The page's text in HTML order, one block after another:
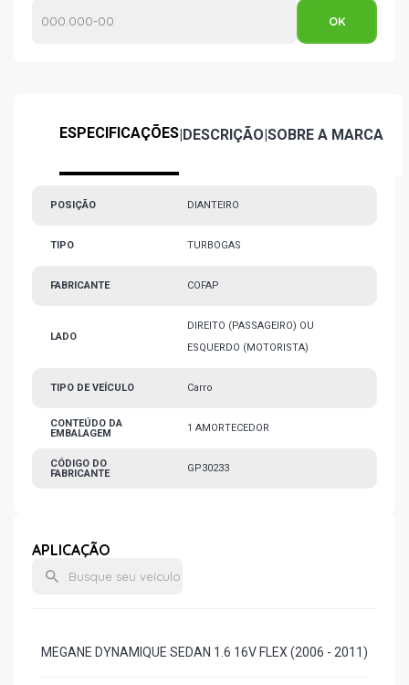
ESPECIFICAÇÕES|DESCRIÇÃO|SOBRE A MARCA
POSIÇÃO DIANTEIRO
TIPO TURBOGAS
FABRICANTE COFAP
LADO
DIREITO (PASSAGEIRO) OU
ESQUERDO (MOTORISTA)
TIPO DE VEÍCULO Carro
CONTEÚDO DA
EMBALAGEM
1 AMORTECEDOR
CÓDIGO DO
FABRICANTE
GP30233
APLICAÇÃO
MEGANE DYNAMIQUE SEDAN 1.6 16V FLEX (2006 - 2011)